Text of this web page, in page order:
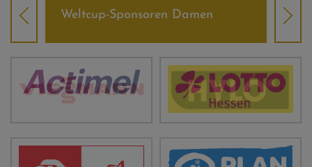
Weltcup-Sponsoren Damen